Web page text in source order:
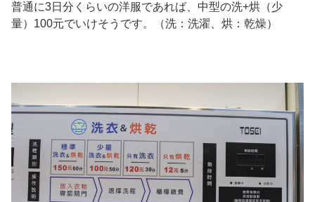
普通に3日分くらいの洋服であれば、中型の洗+烘（少
量）100元でいけそうです。（洗：洗濯、烘：乾燥）